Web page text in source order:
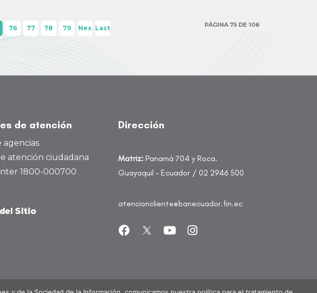
76 77 78 79
Nex
t ›
Last
PÁGINA 75 DE 106
de atención
agencias
atención ciudadana
1800-000700
Sitio
Dirección
Matriz: Panamá 704 y Roca.
Guayaquil – Ecuador / 02 2946 500
atencioncliente@banecuador.fin.ec